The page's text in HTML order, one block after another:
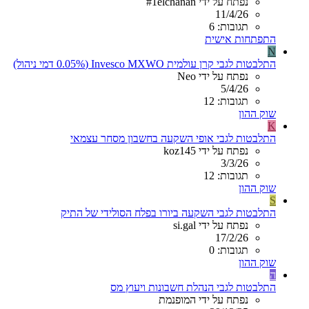
11/4/26
תגובות: 6
התפתחות אישית
N
התלבטות לגבי קרן עולמית Invesco MXWO (0.05% דמי ניהול)
נפתח על ידי Neo
5/4/26
תגובות: 12
שוק ההון
K
התלבטות לגבי אופי השקעה בחשבון מסחר עצמאי
נפתח על ידי koz145
3/3/26
תגובות: 12
שוק ההון
S
התלבטות לגבי השקעה ביורו בפלח הסולידי של התיק
נפתח על ידי si.gal
17/2/26
תגובות: 0
שוק ההון
ה
התלבטות לגבי הנהלת חשבונות ויעוץ מס
נפתח על ידי המופנמת